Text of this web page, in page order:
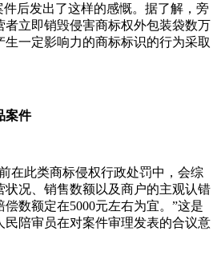
件后发出了这样的感慨。据了解，旁
者立即销毁侵害商标权外包装袋数万
生一定影响力的商标标识的行为采取
案件
在此类商标侵权行政处罚中，会综
状况、销售数额以及商户的主观认错
数额定在5000元左右为宜。”这是
民陪审员在对案件审理发表的合议意